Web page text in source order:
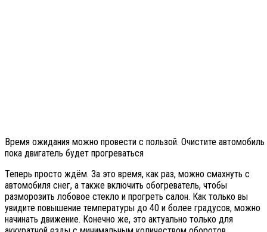
Время ожидания можно провести с пользой. Очистите автомобиль
пока двигатель будет прогреваться
Теперь просто ждём. За это время, как раз, можно смахнуть с
автомобиля снег, а также включить обогреватель, чтобы
разморозить лобовое стекло и прогреть салон. Как только вы
увидите повышение температуры до 40 и более градусов, можно
начинать движение. Конечно же, это актуально только для